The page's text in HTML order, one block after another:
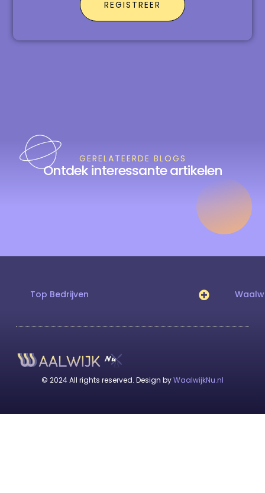
REGISTREER
GERELATEERDE BLOGS
Ontdek interessante artikelen
Top Bedrijven
© 2024 All rights reserved. Design byWaalwijkNu.nl